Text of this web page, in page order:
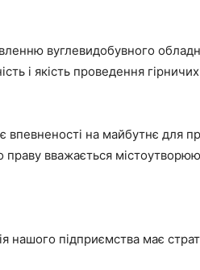
вуглевидобувного
і якість проведення
на майбутнє для
вважається
нашого підприємства має